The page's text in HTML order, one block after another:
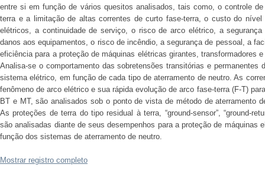
entre si em função de vários quesitos analisados, tais como, o controle
terra e a limitação de altas correntes de curto fase-terra, o custo do
elétricos, a continuidade de serviço, o risco de arco elétrico, a
danos aos equipamentos, o risco de incêndio, a segurança de pessoal, a
eficiência para a proteção de máquinas elétricas girantes, transformadores
Analisa-se o comportamento das sobretensões transitórias e permanentes
sistema elétrico, em função de cada tipo de aterramento de neutro. As
fenômeno de arco elétrico e sua rápida evolução de arco fase-terra (F-T)
BT e MT, são analisados sob o ponto de vista de método de aterramento
As proteções de terra do tipo residual à terra, “ground-sensor”, “ground-
são analisadas diante de seus desempenhos para a proteção de máquinas
função dos sistemas de aterramento de neutro.
Mostrar registro completo